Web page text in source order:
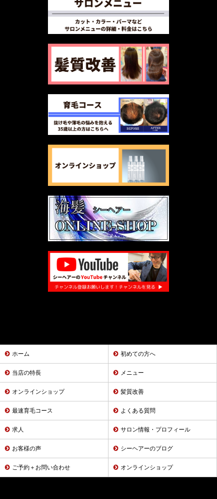
ホーム 初めての方へ
当店の特長 メニュー
オンラインショップ 髪質改善
最速育毛コース よくある質問
求人 サロン情報・プロフィール
お客様の声 シーヘアーのブログ
ご予約＋お問い合わせ オンラインショップ